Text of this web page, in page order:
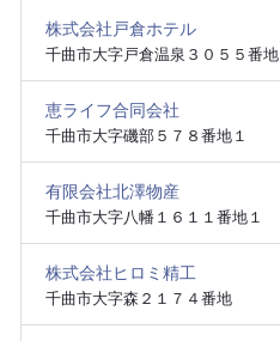
株式会社戸倉ホテル
千曲市大字戸倉温泉３０５５番地
恵ライフ合同会社
千曲市大字磯部５７８番地１
有限会社北澤物産
千曲市大字八幡１６１１番地１
株式会社ヒロミ精工
千曲市大字森２１７４番地